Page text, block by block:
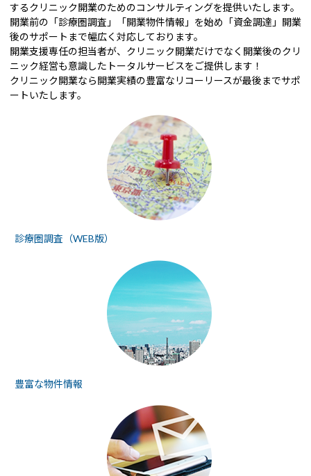
するクリニック開業のためのコンサルティングを提供いたします。
開業前の「診療圏調査」「開業物件情報」を始め「資金調達」開業
後のサポートまで幅広く対応しております。
開業支援専任の担当者が、クリニック開業だけでなく開業後のクリ
ニック経営も意識したトータルサービスをご提供します！
クリニック開業なら開業実績の豊富なリコーリースが最後までサポ
ートいたします。
診療圏調査（WEB版）
豊富な物件情報